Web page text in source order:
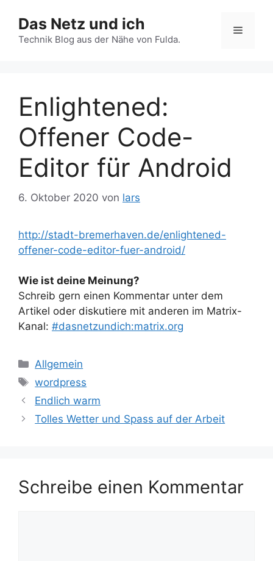
Inhalt
springen
Das Netz und ich
Technik Blog aus der Nähe von Fulda.
Menü
Enlightened:
Offener Code-
Editor für Android
6. Oktober 2020 von lars
http://stadt-bremerhaven.de/enlightened-
offener-code-editor-fuer-android/
Wie ist deine Meinung?
Schreib gern einen Kommentar unter dem
Artikel oder diskutiere mit anderen im Matrix-
Kanal: #dasnetzundich:matrix.org
Kategorien
Allgemein
Schlagwörter
wordpress
Endlich warm
Tolles Wetter und Spass auf der Arbeit
Schreibe einen Kommentar